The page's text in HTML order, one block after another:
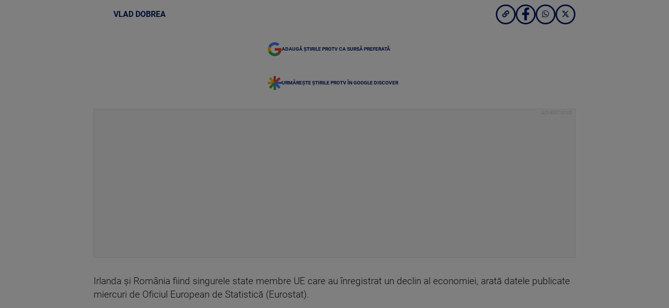
VLAD DOBREA
ADAUGĂ ȘTIRILE PROTV CA SURSĂ PREFERATĂ
URMĂREȘTE ȘTIRILE PROTV ÎN GOOGLE DISCOVER
Irlanda şi România fiind singurele state membre UE care au înregistrat un declin al economiei, arată datele publicate
miercuri de Oficiul European de Statistică (Eurostat).